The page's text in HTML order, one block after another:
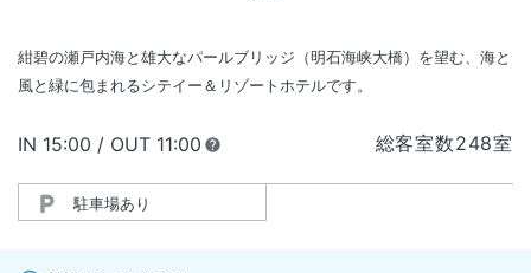
紺碧の瀬戸内海と雄大なパールブリッジ（明石海峡大橋）を望む、海と
風と緑に包まれるシテイー＆リゾートホテルです。
総客室数248室
IN チェックイン
15:00 / OUT チェックアウト
11:00
駐車場あり